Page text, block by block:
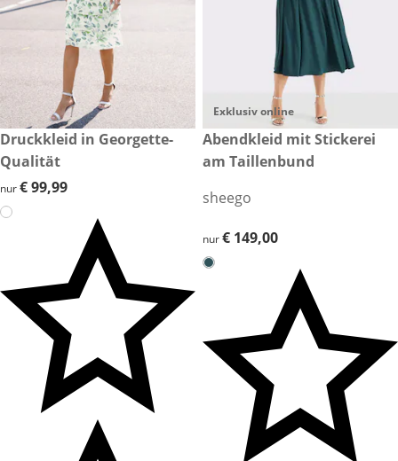
€ 99,99
Druckkleid in Georgette-
Qualität
€ 99,99
nur€ 99,99
Exklusiv online
€ 149,00
Abendkleid mit Stickerei
am Taillenbund
sheego
€ 149,00
nur€ 149,00